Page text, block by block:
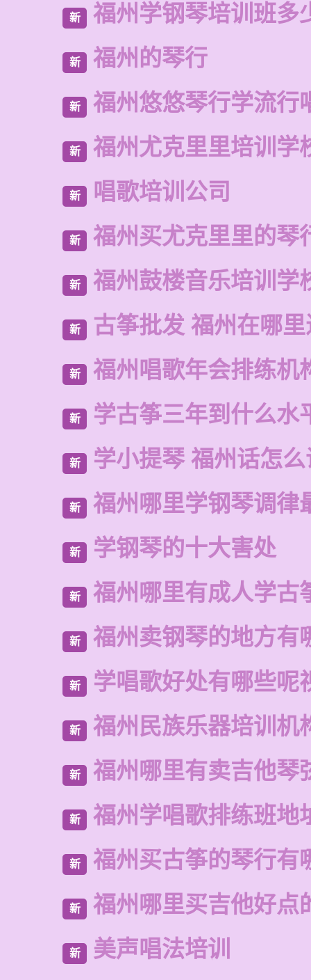
新 福州学钢琴培训班多
新 福州的琴行
新 福州悠悠琴行学流行
新 福州尤克里里培训学
新 唱歌培训公司
新 福州买尤克里里的琴
新 福州鼓楼音乐培训学
新 古筝批发 福州在哪
新 福州唱歌年会排练机
新 学古筝三年到什么水
新 学小提琴 福州话怎
新 福州哪里学钢琴调律
新 学钢琴的十大害处
新 福州哪里有成人学古
新 福州卖钢琴的地方有
新 学唱歌好处有哪些呢
新 福州民族乐器培训机
新 福州哪里有卖吉他琴
新 福州学唱歌排练班地
新 福州买古筝的琴行有
新 福州哪里买吉他好点
新 美声唱法培训